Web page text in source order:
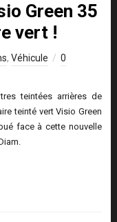
Green 35
vert !
, Véhicule
0
teintées arrières de
teinté vert Visio Green
face à cette nouvelle